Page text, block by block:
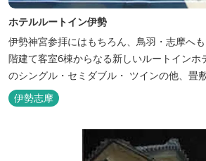
ホテルルートイン伊勢
伊勢神宮参拝にはもちろん、鳥羽・志摩へ
階建て客室6棟からなる新しいルートインホ
のシングル・セミダブル・ ツインの他、畳
おります。 （和室はベッドが設置されてい
でおくつろぎください。 また、朝食バイキ
時間6:30～900）、大浴場完備、全室インタ
伊勢志摩